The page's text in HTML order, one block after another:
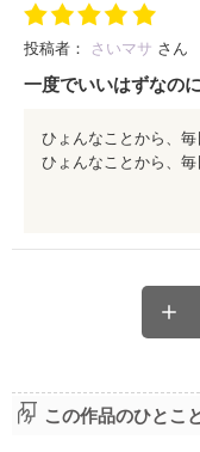
投稿者： さいマサ さん
一度でいいはずなのに
ひょんなことから、
この作品のひとこ